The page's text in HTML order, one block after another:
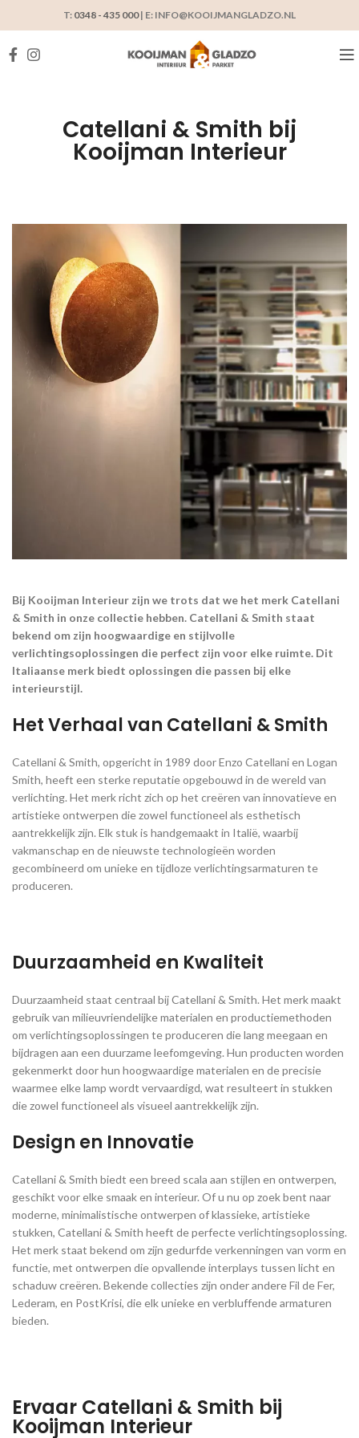
T: 0348 - 435 000| E: INFO@KOOIJMANGLADZO.NL
Catellani & Smith bij
Kooijman Interieur
Bij Kooijman Interieur zijn we trots dat we het merk Catellani
& Smith in onze collectie hebben. Catellani & Smith staat
bekend om zijn hoogwaardige en stijlvolle
verlichtingsoplossingen die perfect zijn voor elke ruimte. Dit
Italiaanse merk biedt oplossingen die passen bij elke
interieurstijl.
Het Verhaal van Catellani & Smith
Catellani & Smith, opgericht in 1989 door Enzo Catellani en Logan
Smith, heeft een sterke reputatie opgebouwd in de wereld van
verlichting. Het merk richt zich op het creëren van innovatieve en
artistieke ontwerpen die zowel functioneel als esthetisch
aantrekkelijk zijn. Elk stuk is handgemaakt in Italië, waarbij
vakmanschap en de nieuwste technologieën worden
gecombineerd om unieke en tijdloze verlichtingsarmaturen te
produceren​.
Duurzaamheid en Kwaliteit
Duurzaamheid staat centraal bij Catellani & Smith. Het merk maakt
gebruik van milieuvriendelijke materialen en productiemethoden
om verlichtingsoplossingen te produceren die lang meegaan en
bijdragen aan een duurzame leefomgeving. Hun producten worden
gekenmerkt door hun hoogwaardige materialen en de precisie
waarmee elke lamp wordt vervaardigd, wat resulteert in stukken
die zowel functioneel als visueel aantrekkelijk zijn.
Design en Innovatie
Catellani & Smith biedt een breed scala aan stijlen en ontwerpen,
geschikt voor elke smaak en interieur. Of u nu op zoek bent naar
moderne, minimalistische ontwerpen of klassieke, artistieke
stukken, Catellani & Smith heeft de perfecte verlichtingsoplossing.
Het merk staat bekend om zijn gedurfde verkenningen van vorm en
functie, met ontwerpen die opvallende interplays tussen licht en
schaduw creëren. Bekende collecties zijn onder andere Fil de Fer,
Lederam, en PostKrisi, die elk unieke en verbluffende armaturen
bieden.
Ervaar Catellani & Smith bij
Kooijman Interieur